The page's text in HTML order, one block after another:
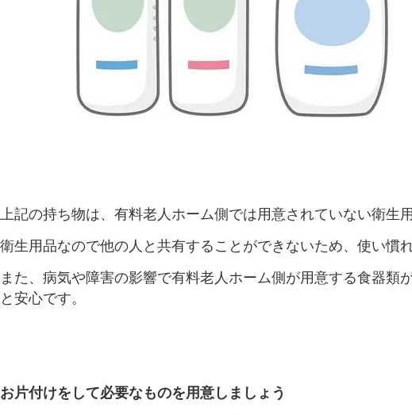
上記の持ち物は、有料老人ホーム側では用意されていない衛生
衛生用品なので他の人と共有することができないため、使い慣
また、病気や障害の影響で有料老人ホーム側が用意する食器類
と安心です。
お片付けをして必要なものを用意しましょう